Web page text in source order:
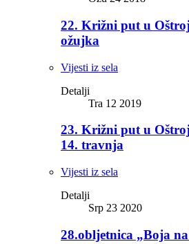
22. Križni put u
ožujka
Vijesti iz sela
Detalji
Tra 12 2019
23. Križni put u
14. travnja
Vijesti iz sela
Detalji
Srp 23 2020
28.obljetnica „Boja